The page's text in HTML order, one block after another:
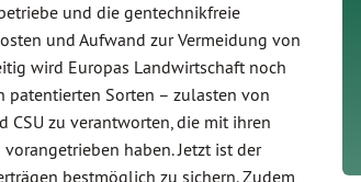
und die gentechnikfreie
und Aufwand zur Vermeidung von
wird Europas Landwirtschaft noch
Sorten – zulasten von
zu verantworten, die mit ihren
haben. Jetzt ist der
bestmöglich zu sichern. Zudem